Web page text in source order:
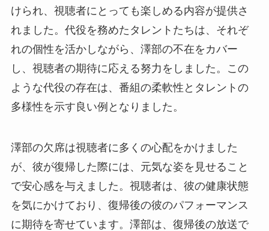
けられ、視聴者にとっても楽しめる内容が提供さ
れました。代役を務めたタレントたちは、それぞ
れの個性を活かしながら、澤部の不在をカバー
し、視聴者の期待に応える努力をしました。この
ような代役の存在は、番組の柔軟性とタレントの
多様性を示す良い例となりました。
澤部の欠席は視聴者に多くの心配をかけました
が、彼が復帰した際には、元気な姿を見せること
で安心感を与えました。視聴者は、彼の健康状態
を気にかけており、復帰後の彼のパフォーマンス
に期待を寄せています。澤部は、復帰後の放送で